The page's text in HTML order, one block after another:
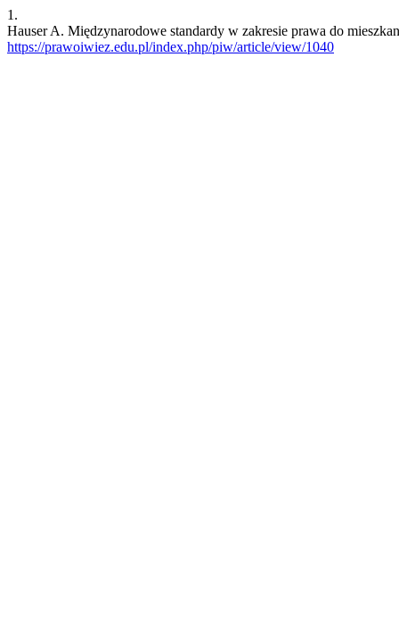
1.
Hauser A. Międzynarodowe standardy w zakresie prawa do
https://prawoiwiez.edu.pl/index.php/piw/article/view/1040